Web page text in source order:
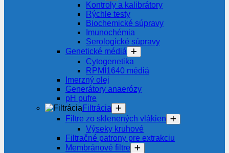
Kontroly a kalibrátory
Rýchle testy
Biochemické súpravy
Imunochémia
Serologické súpravy
Genetické médiá
Cytogenetika
RPMI1640 médiá
Imerzný olej
Generátory anaerózy
pH pufre
Filtrácia
Filtre zo sklenených vlákien
Výseky kruhové
Filtračné patrony pre extrakciu
Membránové filtre